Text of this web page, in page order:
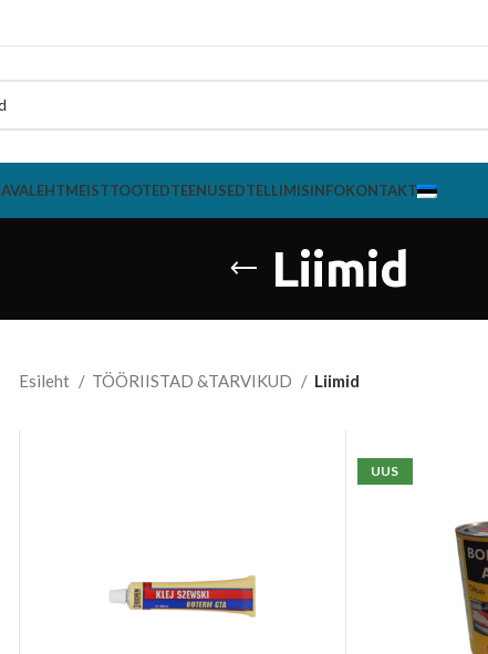
AVALEHTMEISTTOOTEDTEENUSEDTELLIMISINFOKONTAKT
Liimid
Esileht TÖÖRIISTAD &TARVIKUD Liimid
UUS